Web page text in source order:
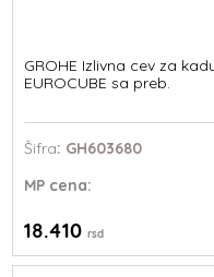
GROHE Izlivna cev za
EUROCUBE sa preb.
Šifra: GH603680
MP cena:
18.410rsd